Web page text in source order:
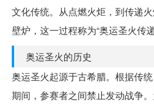
文化传统。从点燃火炬，到传递
壁炉，这一过程称为“奥运圣火传递
奥运圣火的历史
奥运圣火起源于古希腊。根据传
期间，参赛者之间禁止发动战争